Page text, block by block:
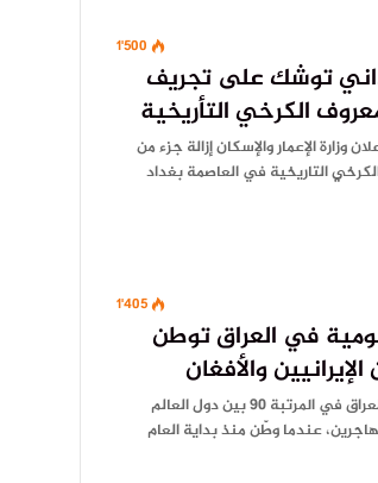
1٬500
توشك على تجريف
الكرخي التأريخية
وزارة الإعمار والإسكان إزالة جزء من
التاريخية في العاصمة بغداد
1٬405
في العراق توطن
والأفغان
بغداد- الرافدين حل العراق في المرتبة 90 بين دول العالم
عندما وطّن منذ بداية العام